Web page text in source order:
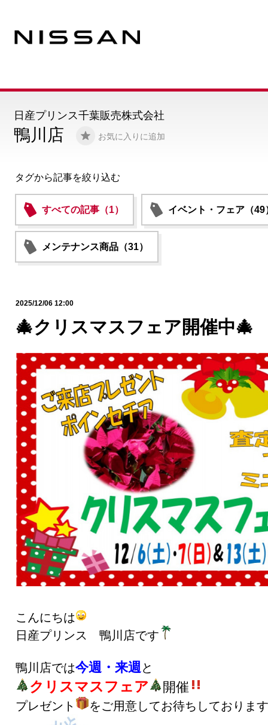
鴨川店 お気に入りに追加
日産プリンス千葉販売株式会社
タグから記事を絞り込む
すべての記事（1） イベント・フェア（49
メンテナンス商品（31）
2025/12/06 12:00
🎄クリスマスフェア開催中🎄
こんにちは
日産プリンス 鴨川店です
鴨川店では今週・来週 と
クリスマスフェア 開催
プレゼント をご用意してお待ちしておりま